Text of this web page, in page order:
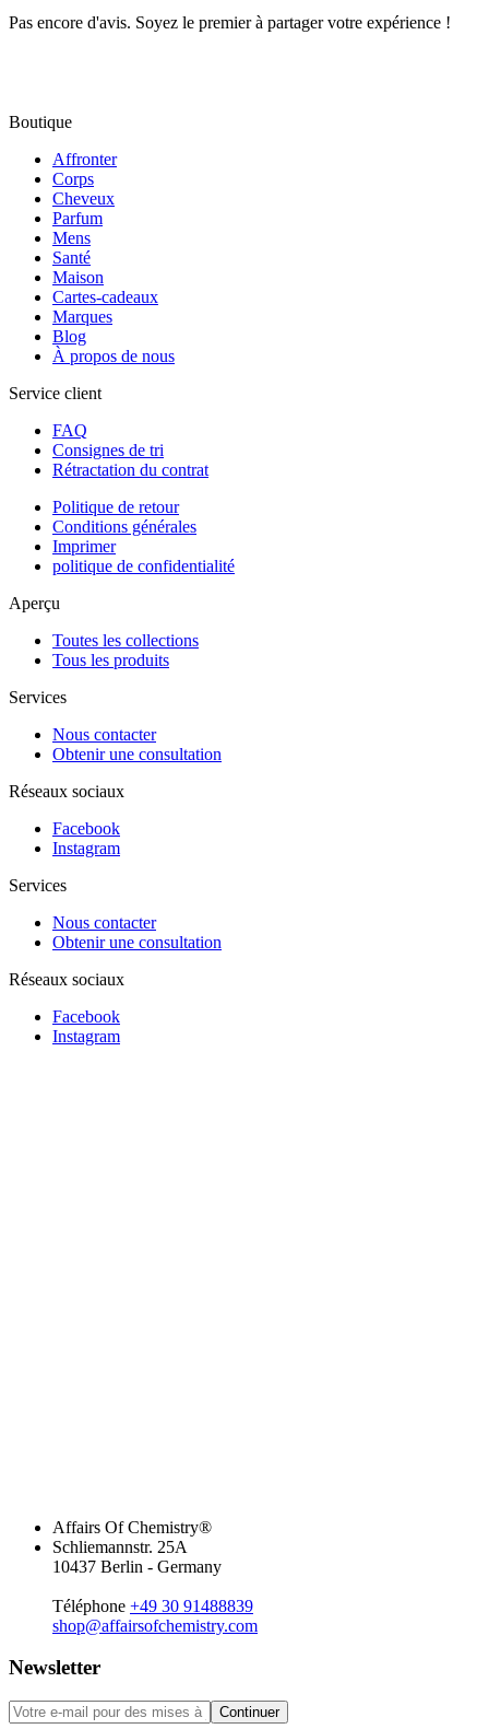
Pas encore d'avis. Soyez le premier à partager votre expérience !
Boutique
Affronter
Corps
Cheveux
Parfum
Mens
Santé
Maison
Cartes-cadeaux
Marques
Blog
À propos de nous
Service client
FAQ
Consignes de tri
Rétractation du contrat
Politique de retour
Conditions générales
Imprimer
politique de confidentialité
Aperçu
Toutes les collections
Tous les produits
Services
Nous contacter
Obtenir une consultation
Réseaux sociaux
Facebook
Instagram
Services
Nous contacter
Obtenir une consultation
Réseaux sociaux
Facebook
Instagram
Affairs Of Chemistry®
Schliemannstr. 25A
10437 Berlin - Germany
Téléphone +49 30 91488839
shop@affairsofchemistry.com
Newsletter
Continuer